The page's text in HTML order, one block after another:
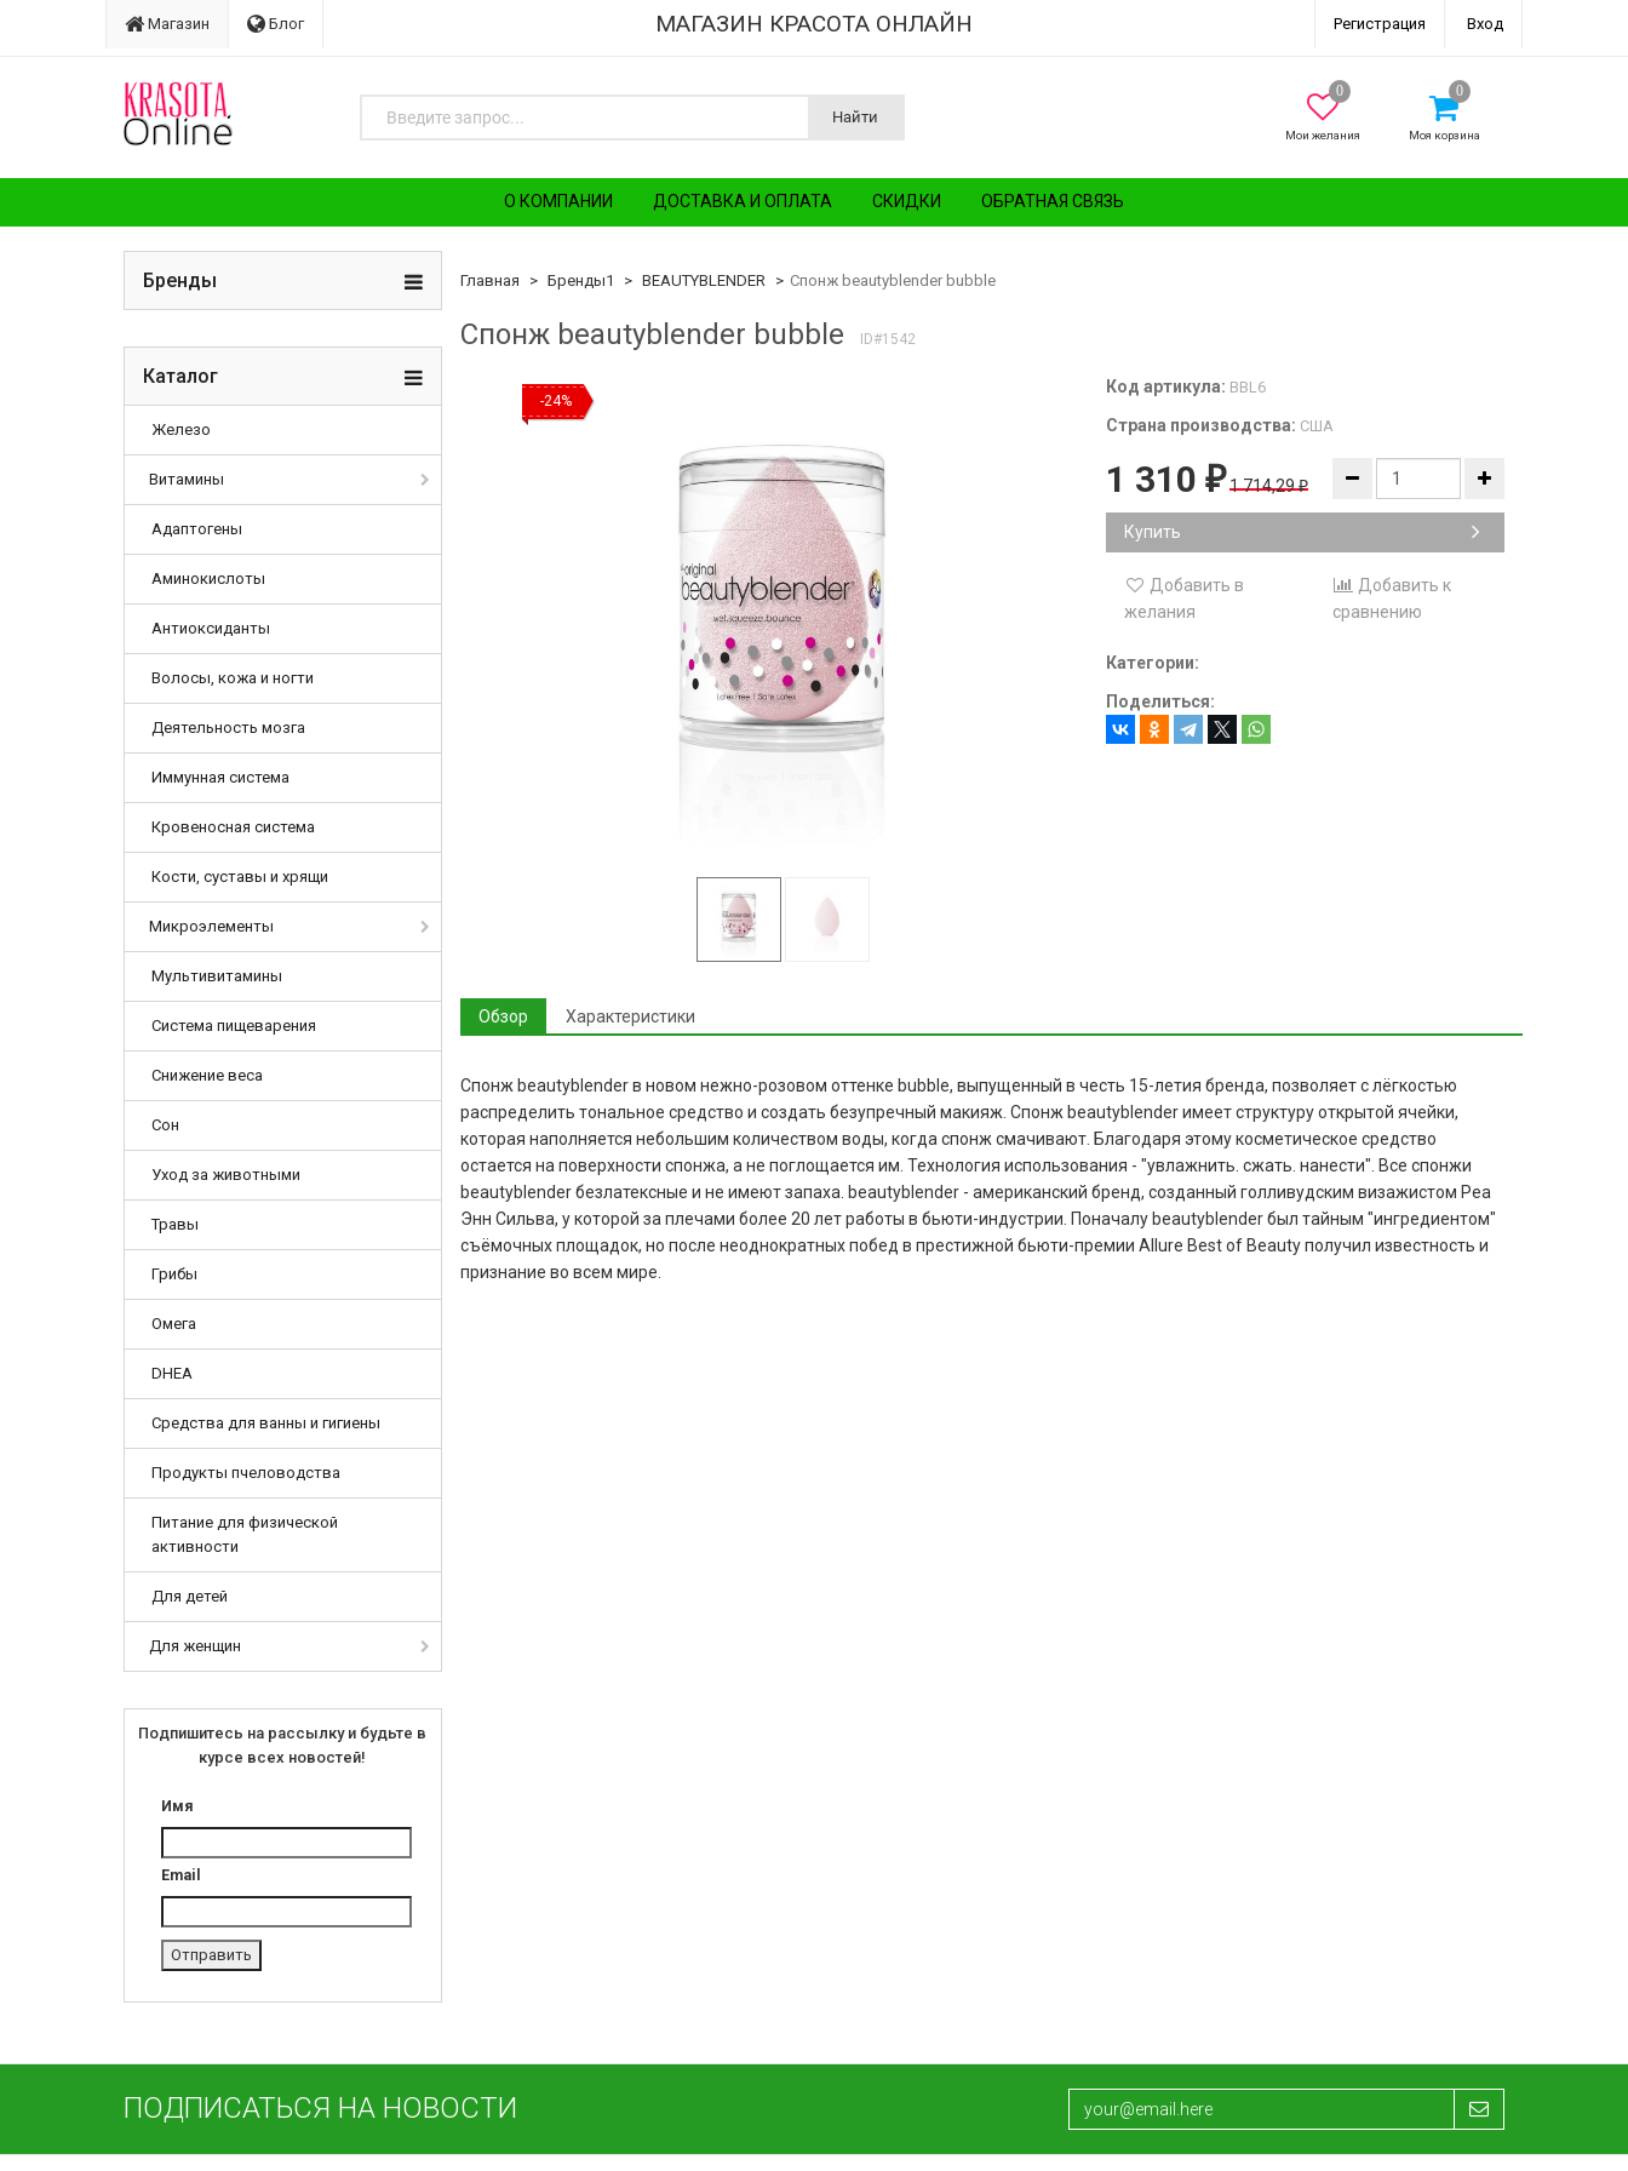
Магазин Блог МАГАЗИН КРАСОТА ОНЛАЙН Регистрация Вход
Найти
Мои желания Моя корзина
О КОМПАНИИ ДОСТАВКА И ОПЛАТА СКИДКИ ОБРАТНАЯ СВЯЗЬ
Бренды
Каталог
Железо
Витамины
Адаптогены
Аминокислоты
Антиоксиданты
Волосы, кожа и ногти
Деятельность мозга
Иммунная система
Кровеносная система
Кости, суставы и хрящи
Микроэлементы
Мультивитамины
Система пищеварения
Снижение веса
Сон
Уход за животными
Травы
Грибы
Омега
DHEA
Средства для ванны и гигиены
Продукты пчеловодства
Питание для физической
активности
Для детей
Для женщин
Подпишитесь на рассылку и будьте в
курсе всех новостей!
Имя
Email
Главная Бренды1 BEAUTYBLENDER Спонж beautyblender bubble
Спонж beautyblender bubble ID#1542
-24%
Код артикула: BBL6
Страна производства: США
1 310 ₽ 1 714,29₽
Купить
Добавить в
желания
Добавить к
сравнению
Категории:
Поделиться:
Обзор Характеристики
Спонж beautyblender в новом нежно-розовом оттенке bubble, выпущенный в честь 15-летия бренда, позволяет с лёгкостью
распределить тональное средство и создать безупречный макияж. Cпонж beautyblender имеет структуру открытой ячейки,
которая наполняется небольшим количеством воды, когда спонж смачивают. Благодаря этому косметическое средство
остается на поверхности спонжа, а не поглощается им. Технология использования - "увлажнить. сжать. нанести". Все спонжи
beautyblender безлатексные и не имеют запаха. beautyblender - американский бренд, созданный голливудским визажистом Реа
Энн Сильва, у которой за плечами более 20 лет работы в бьюти-индустрии. Поначалу beautyblender был тайным "ингредиентом"
съёмочных площадок, но после неоднократных побед в престижной бьюти-премии Allure Best of Beauty получил известность и
признание во всем мире.
ПОДПИСАТЬСЯ НА НОВОСТИ